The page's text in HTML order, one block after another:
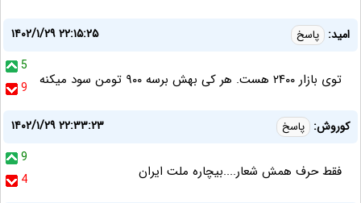
امید: پاسخ
۱۴۰۲/۱/۲۹ ۲۲:۱۵:۲۵
5
9
توی بازار ۲۴۰۰ هست. هر کی بهش برسه ۹۰۰ تومن سود میکنه
کوروش: پاسخ
۱۴۰۲/۱/۲۹ ۲۲:۳۳:۲۳
9
4
فقط حرف همش شعار....بیچاره ملت ایران